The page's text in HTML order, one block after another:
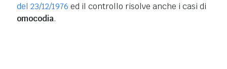
del 23/12/1976 ed il controllo risolve anche i casi di
omocodia.